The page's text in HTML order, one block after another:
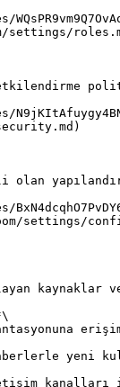
settings/
settings/